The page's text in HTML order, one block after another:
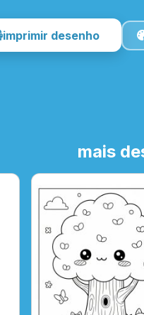
imprimir desenho
mais